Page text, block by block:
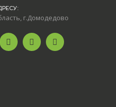
г.Домодедово